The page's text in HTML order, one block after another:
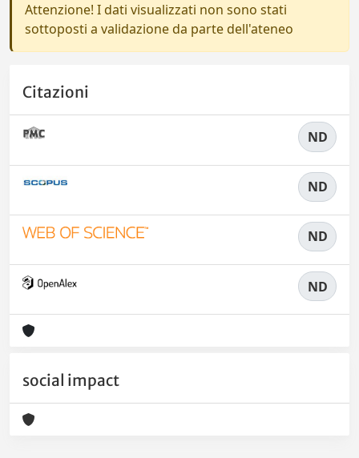
Attenzione! I dati visualizzati non sono stati
sottoposti a validazione da parte dell'ateneo
Citazioni
ND
ND
ND
ND
social impact